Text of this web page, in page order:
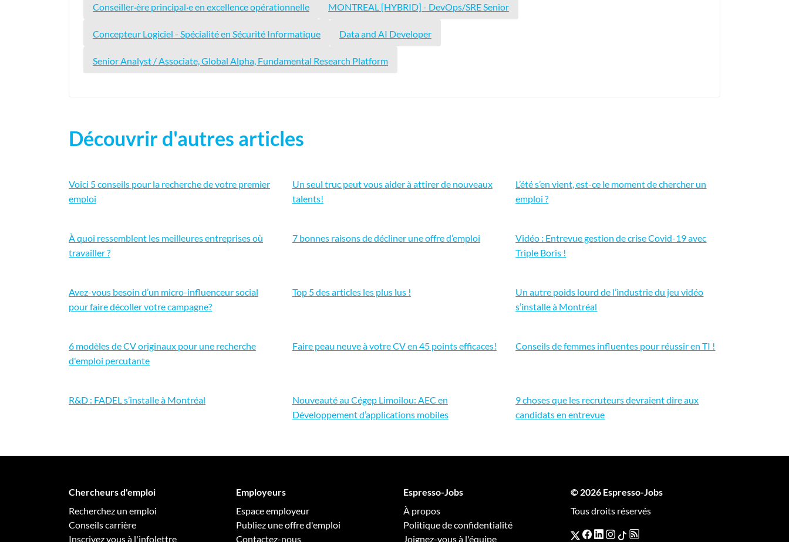
Conseiller·ère principal·e en excellence opérationnelle MONTREAL [HYBRID] - DevOps/SRE Senior
Concepteur Logiciel - Spécialité en Sécurité Informatique Data and AI Developer
Senior Analyst / Associate, Global Alpha, Fundamental Research Platform
Découvrir d'autres articles
Voici 5 conseils pour la recherche de votre premier
emploi
Un seul truc peut vous aider à attirer de nouveaux
talents!
L’été s’en vient, est-ce le moment de chercher un
emploi ?
À quoi ressemblent les meilleures entreprises où
travailler ?
7 bonnes raisons de décliner une offre d’emploi
Vidéo : Entrevue gestion de crise Covid-19 avec
Triple Boris !
Avez-vous besoin d’un micro-influenceur social
pour faire décoller votre campagne?
Top 5 des articles les plus lus !
Un autre poids lourd de l’industrie du jeu vidéo
s’installe à Montréal
6 modèles de CV originaux pour une recherche
d'emploi percutante
Faire peau neuve à votre CV en 45 points efficaces! Conseils de femmes influentes pour réussir en TI !
R&D : FADEL s’installe à Montréal
Nouveauté au Cégep Limoilou: AEC en
Développement d’applications mobiles
9 choses que les recruteurs devraient dire aux
candidats en entrevue
Chercheurs d'emploi
Recherchez un emploi
Conseils carrière
Inscrivez vous à l'infolettre
Employeurs
Espace employeur
Publiez une offre d'emploi
Contactez-nous
Espresso-Jobs
À propos
Politique de confidentialité
Joignez-vous à l'équipe
© 2026 Espresso-Jobs
Tous droits réservés